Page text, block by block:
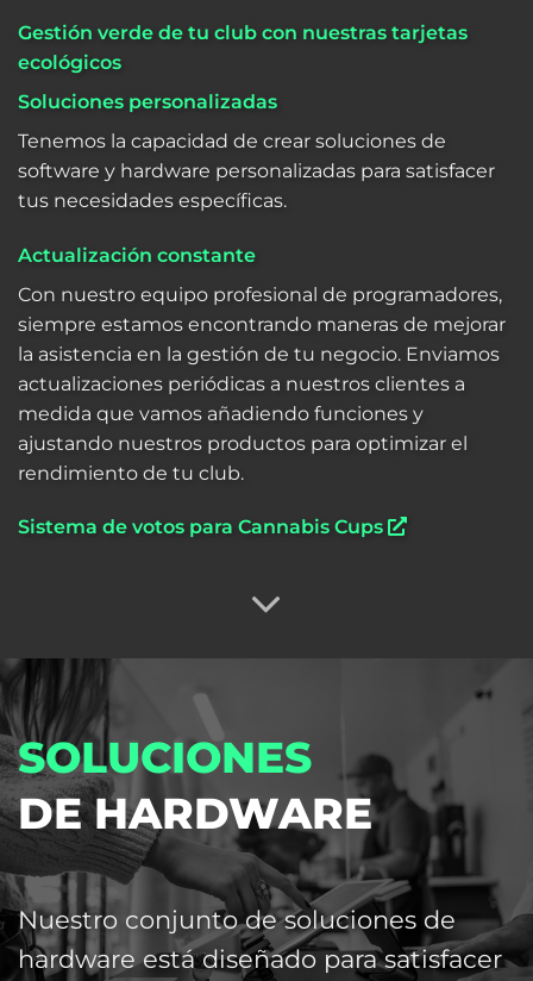
Gestión verde de tu club con nuestras tarjetas
ecológicos
Soluciones personalizadas
Tenemos la capacidad de crear soluciones de
software y hardware personalizadas para satisfacer
tus necesidades específicas.
Actualización constante
Con nuestro equipo profesional de programadores,
siempre estamos encontrando maneras de mejorar
la asistencia en la gestión de tu negocio. Enviamos
actualizaciones periódicas a nuestros clientes a
medida que vamos añadiendo funciones y
ajustando nuestros productos para optimizar el
rendimiento de tu club.
Sistema de votos para Cannabis Cups
SOLUCIONES
DE HARDWARE
Nuestro conjunto de soluciones de
hardware está diseñado para satisfacer